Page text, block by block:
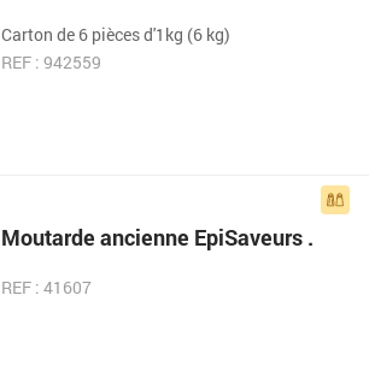
Carton de 6 pièces d'1kg (6 kg)
REF : 942559
Moutarde ancienne EpiSaveurs .
REF : 41607